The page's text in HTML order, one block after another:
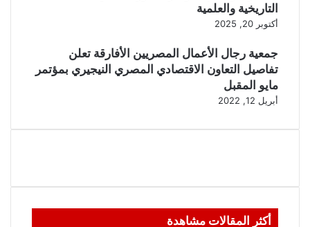
التاريخية والعلمية
أكتوبر 20, 2025
جمعية رجال الأعمال المصريين الأفارقة تعلن
تفاصيل التعاون الاقتصادي المصري النيجيري بمؤتمر
مايو المقبل
أبريل 12, 2022
أكثر المقالات مشاهدة